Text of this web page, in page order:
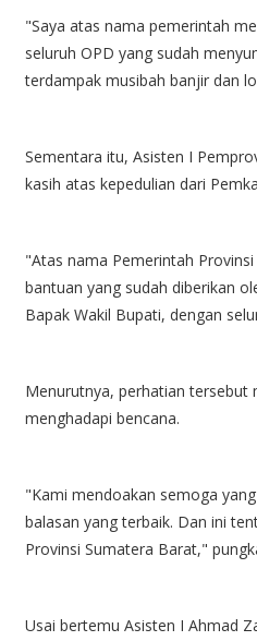
​"Saya atas nama pemerintah
seluruh OPD yang sudah
terdampak musibah banjir dan
​Sementara itu, Asisten I
kasih atas kepedulian dari
​"Atas nama Pemerintah
bantuan yang sudah diberikan
Bapak Wakil Bupati, dengan
​Menurutnya, perhatian tersebut
menghadapi bencana.
"Kami mendoakan semoga
balasan yang terbaik. Dan ini
Provinsi Sumatera Barat,"
Usai bertemu Asisten I Ahmad